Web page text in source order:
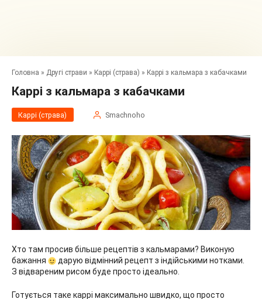
Головна » Другі страви » Каррі (страва) » Каррі з кальмара з кабачками
Каррі з кальмара з кабачками
Каррі (страва) Smachnoho
Хто там просив більше рецептів з кальмарами? Виконую
бажання
дарую відмінний рецепт з індійськими нотками.
З відвареним рисом буде просто ідеально.
Готується таке каррі максимально швидко, що просто